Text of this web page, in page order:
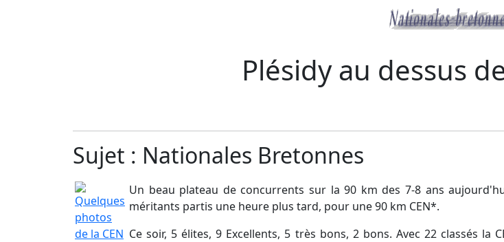
Plésidy au dessus
Sujet : Nationales Bretonnes
Un beau plateau de concurrents sur la 90 km des 7-8 ans
méritants partis une heure plus tard, pour une 90 km CEN*.
Ce soir, 5 élites, 9 Excellents, 5 très bons, 2 bons. Avec 22 classés